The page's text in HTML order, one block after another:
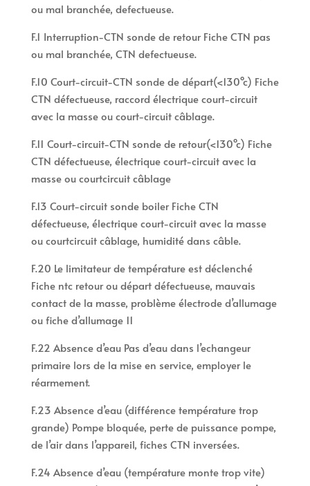
ou mal branchée, defectueuse.
F.1 Interruption-CTN sonde de retour Fiche CTN pas
ou mal branchée, CTN defectueuse.
F.10 Court-circuit-CTN sonde de départ(<130°c) Fiche
CTN défectueuse, raccord électrique court-circuit
avec la masse ou court-circuit câblage.
F.11 Court-circuit-CTN sonde de retour(<130°c) Fiche
CTN défectueuse, électrique court-circuit avec la
masse ou courtcircuit câblage
F.13 Court-circuit sonde boiler Fiche CTN
défectueuse, électrique court-circuit avec la masse
ou courtcircuit câblage, humidité dans câble.
F.20 Le limitateur de température est déclenché
Fiche ntc retour ou départ défectueuse, mauvais
contact de la masse, problème électrode d’allumage
ou fiche d’allumage 11
F.22 Absence d’eau Pas d’eau dans l’echangeur
primaire lors de la mise en service, employer le
réarmement.
F.23 Absence d’eau (différence température trop
grande) Pompe bloquée, perte de puissance pompe,
de l’air dans l’appareil, fiches CTN inversées.
F.24 Absence d’eau (température monte trop vite)